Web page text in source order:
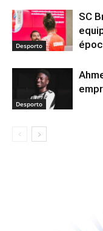
Desporto
SC
Desporto